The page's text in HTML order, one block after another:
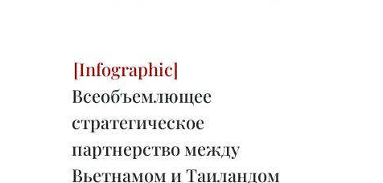
Всеобъемлющее
стратегическое
партнерство между
Вьетнамом и Таиландом